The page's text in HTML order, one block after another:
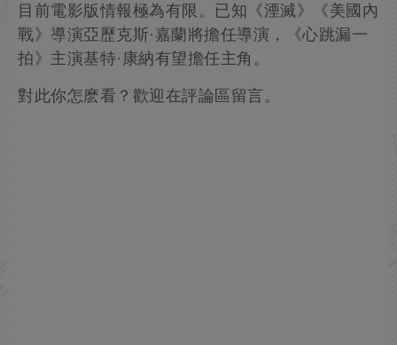
目前電影版情報極為有限。已知《湮滅》《美國內
戰》導演亞歷克斯·嘉蘭將擔任導演，《心跳漏一
拍》主演基特·康納有望擔任主角。
對此你怎麽看？歡迎在評論區留言。